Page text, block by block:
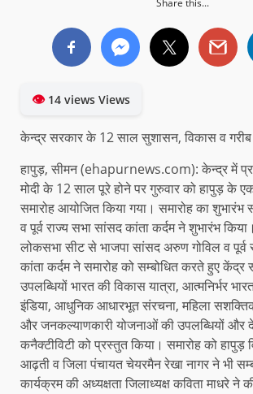
Share this...
👁14 views Views
केन्द्र सरकार के 12 साल सुशासन, विकास व
हापुड़, सीमन (ehapurnews.com): केन्द्र में
मोदी के 12 साल पूरे होने पर गुरुवार को हापुड़ के
समारोह आयोजित किया गया। समारोह का
व पूर्व राज्य सभा सांसद कांता कर्दम ने शुभारंभ
लोकसभा सीट से भाजपा सांसद अरुण गोविल व पूर्व
कांता कर्दम ने समारोह को सम्बोधित करते हुए केंद्र
उपलब्धियों भारत की विकास यात्रा, आत्मनिर्भर
इंडिया, आधुनिक आधारभूत संरचना, महिला
और जनकल्याणकारी योजनाओं की उपलब्धियों और
कनैक्टीविटी को प्रस्तुत किया। समारोह को हापुड़
आढ़ती व जिला पंचायत चेयरमैन रेखा नागर ने भी
कार्यक्रम की अध्यक्षता जिलाध्यक्ष कविता माधरे ने